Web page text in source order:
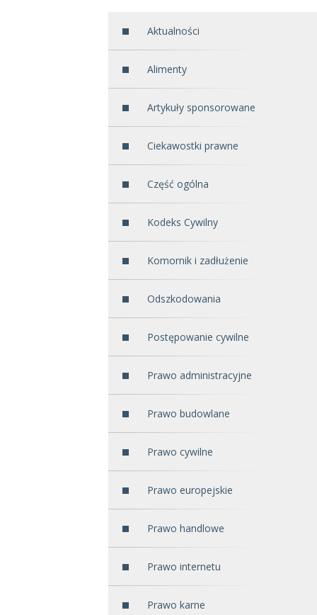
Aktualności
Alimenty
Artykuły sponsorowane
Ciekawostki prawne
Część ogólna
Kodeks Cywilny
Komornik i zadłużenie
Odszkodowania
Postępowanie cywilne
Prawo administracyjne
Prawo budowlane
Prawo cywilne
Prawo europejskie
Prawo handlowe
Prawo internetu
Prawo karne